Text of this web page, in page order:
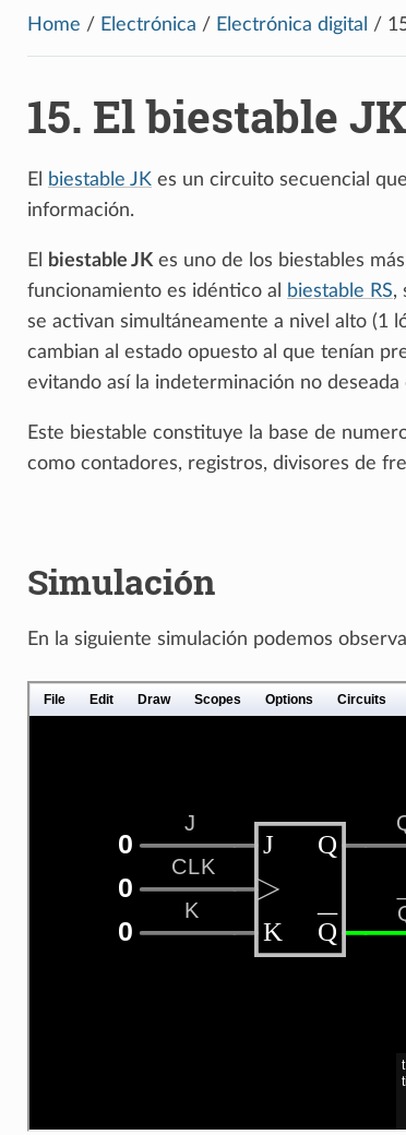
Home / Electrónica / Electrónica digital /
15. El biestable JK
El biestable JK es un circuito secuencial
información.
El biestable JKes uno de los biestables
funcionamiento es idéntico al
biestable RS,
se activan simultáneamente a nivel alto (1
cambian al estado opuesto al que tenían
evitando así la indeterminación no deseada
Este biestable constituye la base de
como contadores, registros, divisores de
Simulación
En la siguiente simulación podemos